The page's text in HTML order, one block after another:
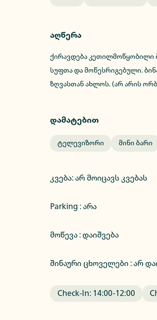
აღწერა
ქირავდება კეთილმოწყობილი
სუფთა და მოწესრიგებული.
ზღვასთან ახლოს. (არ არის
დამატებით
Ტელევიზორი Მინი Ბარი
კვება:არ მოიცავს კვებას
Parking :არა
მოწევა : დაიშვება
შინაური ცხოველები : არ
Check-In: 14:00-12:00